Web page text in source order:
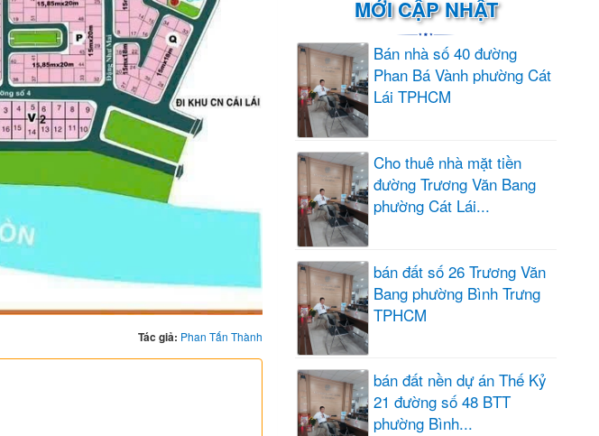
Tác giả: Phan Tấn Thành
MỚI CẬP NHẬT
Bán nhà số 40 đường
Phan Bá Vành phường Cát
Lái TPHCM
Cho thuê nhà mặt tiền
đường Trương Văn Bang
phường Cát Lái...
bán đất số 26 Trương Văn
Bang phường Bình Trưng
TPHCM
bán đất nền dự án Thế Kỷ
21 đường số 48 BTT
phường Bình...